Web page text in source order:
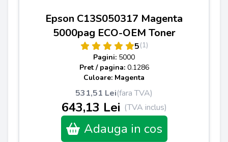
Epson C13S050317 Magenta
5000pag ECO-OEM Toner
5(1)
Pagini: 5000
Pret / pagina: 0.1286
Culoare: Magenta
531,51 Lei(fara TVA)
643,13 Lei (TVA inclus)
Adauga in cos